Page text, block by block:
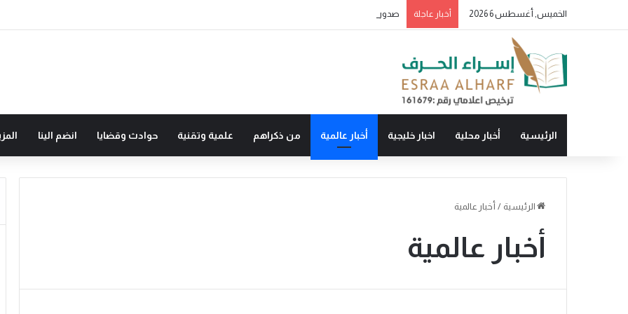
الخميس, أغسطس 6 2026 أخبار عاجلة
الرئيسية أخبار محلية اخبار خليجية أخبار عالمية من ذكراهم علمية وتقنية حوادث وقضايا انضم الينا
الرئيسية / أخبار عالمية
أخبار عالمية